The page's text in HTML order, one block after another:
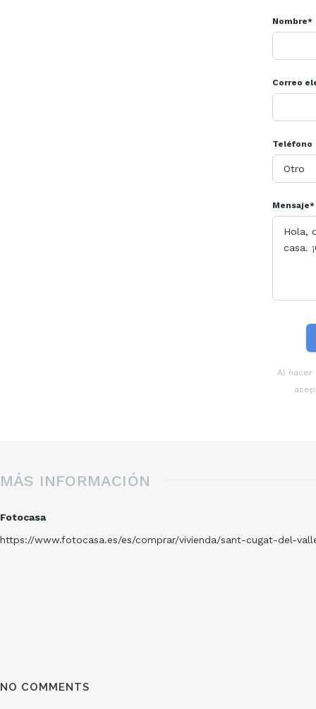
Nombre*
Correo
Teléfono
Mensaje*
Al hacer
MÁS INFORMACIÓN
Fotocasa
https://www.fotocasa.es/es/comprar/vivienda/sant-cugat-del-
NO COMMENTS